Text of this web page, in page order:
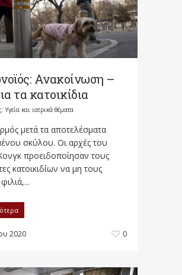
Ανακοίνωση –
τα κατοικίδια
Υγεία και ιατρικά θέματα
μετά τα αποτελέσματα
σκύλου. Οι αρχές του
προειδοποίησαν τους
κατοικιδίων να μη τους
2020 0